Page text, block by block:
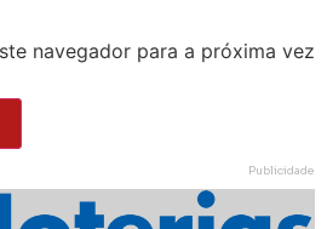
navegador para a próxima vez
Publicidade